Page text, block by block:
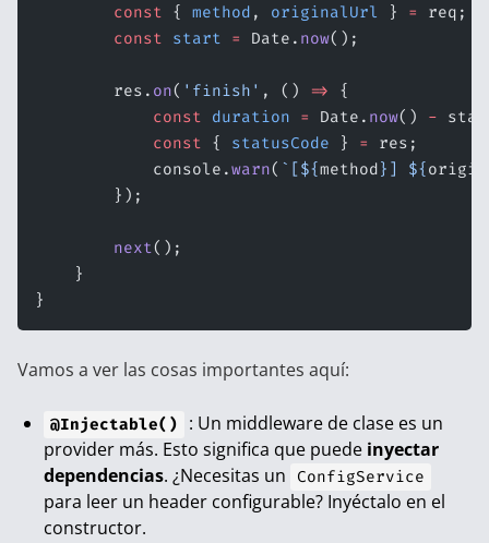
        const
{ method , originalUrl } =
req;
        const
start = Date. now();
        res.
on( 'finish' , () =>
{
            const
duration = Date. now() -
            const
{ statusCode } =
res;
            console.
warn( `[${method}] ${
        });
        next
();
    }
}
Vamos a ver las cosas importantes aquí:
@Injectable()
: Un middleware de clase es un
provider más. Esto significa que puede inyectar
dependencias. ¿Necesitas un ConfigService
para leer un header configurable? Inyéctalo en el
constructor.